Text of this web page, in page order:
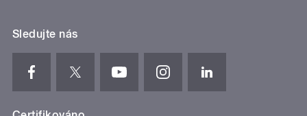
Sledujte nás